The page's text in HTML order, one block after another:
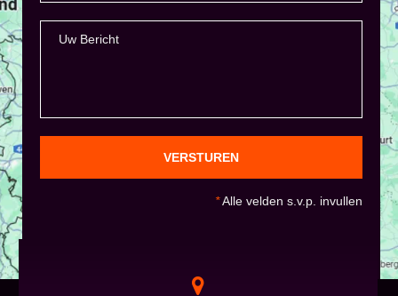
VERSTUREN
*Alle velden s.v.p. invullen